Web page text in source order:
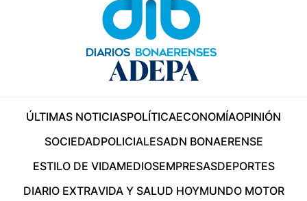
ÚLTIMAS NOTICIASPOLÍTICAECONOMÍAOPINIÓN
SOCIEDADPOLICIALESADN BONAERENSE
ESTILO DE VIDAMEDIOSEMPRESASDEPORTES
DIARIO EXTRAVIDA Y SALUD HOYMUNDO MOTOR